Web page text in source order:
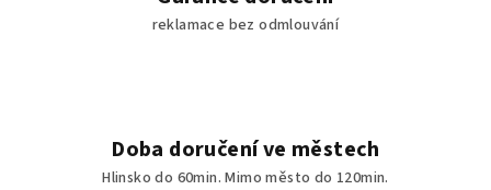
reklamace bez odmlouvání
Doba doručení ve městech
Hlinsko do 60min. Mimo město do 120min.